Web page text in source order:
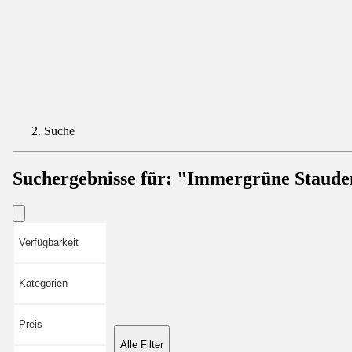
Suche
Suchergebnisse für: "Immergrüne
Verfügbarkeit
Kategorien
Preis
Alle Filter